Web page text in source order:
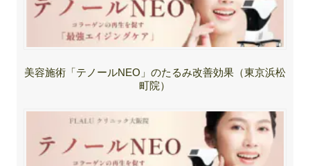
美容施術「テノールNEO」のたるみ改善効果（東京浜松
町院）